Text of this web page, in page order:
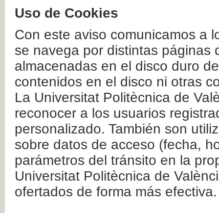
Uso de Cookies
Con este aviso comunicamos a
se navega por distintas páginas
almacenadas en el disco duro
contenidos en el disco ni otras
La Universitat Politècnica de
reconocer a los usuarios
personalizado. También son
sobre datos de acceso (fecha,
parámetros del tránsito en la
Universitat Politècnica de
ofertados de forma más efectiva.